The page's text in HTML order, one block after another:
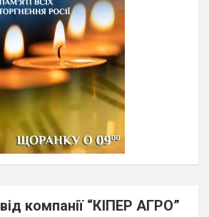
компанії “КІПЕР АГРО”